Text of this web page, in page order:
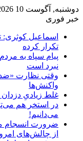
دوشنبه, آگوست 10 2026
خبر فوری
تکرار کرده
پیام سپاه به
نبرد است
وقتی نظارت
واکنش‌ها
غلط زیادیِ دزدان
در استخر هم
می‌دانیم!
ضرورت انسجام
از چالش‌های